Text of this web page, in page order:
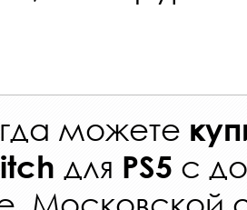
можете
для PS5 с